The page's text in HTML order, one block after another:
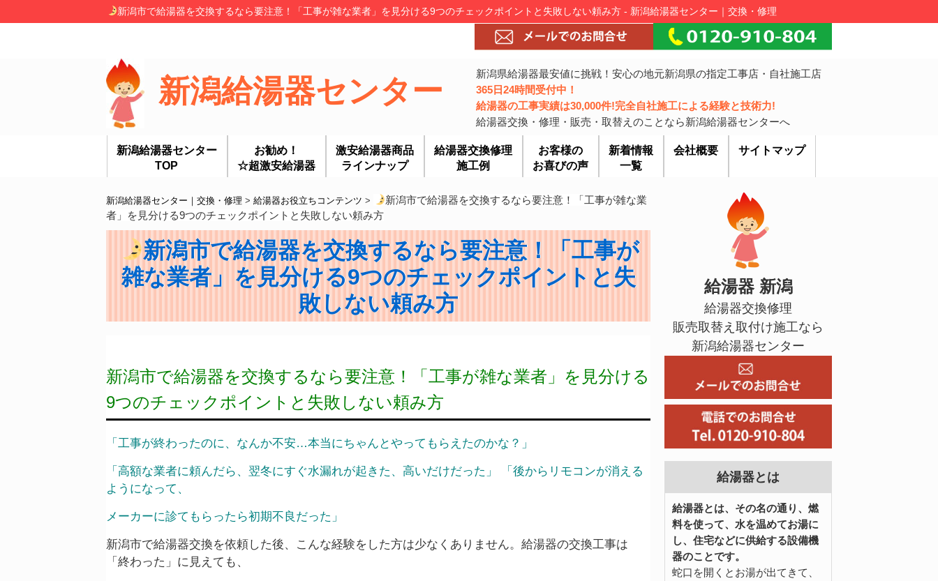
新潟市で給湯器を交換するなら要注意！「工事が雑な業者」を見分ける9つのチェックポイントと失敗しない頼み方 - 新潟給湯器センター｜交換・修理
新潟給湯器センター
新潟県給湯器最安値に挑戦！安心の地元新潟県の指定工事店・自社施工店
365日24時間受付中！
給湯器の工事実績は30,000件!完全自社施工による経験と技術力!
給湯器交換・修理・販売・取替えのことなら新潟給湯器センターへ
新潟給湯器センター
TOP
お勧め！
☆超激安給湯器
激安給湯器商品
ラインナップ
給湯器交換修理
施工例
お客様の
お喜びの声
新着情報
一覧
会社概要 サイトマップ
新潟給湯器センター｜交換・修理 > 給湯器お役立ちコンテンツ >
新潟市で給湯器を交換するなら要注意！「工事が雑な業
者」を見分ける9つのチェックポイントと失敗しない頼み方
新潟市で給湯器を交換するなら要注意！「工事が
雑な業者」を見分ける9つのチェックポイントと失
敗しない頼み方
新潟市で給湯器を交換するなら要注意！「工事が雑な業者」を見分ける
9つのチェックポイントと失敗しない頼み方
「工事が終わったのに、なんか不安…本当にちゃんとやってもらえたのかな？」
「高額な業者に頼んだら、翌冬にすぐ水漏れが起きた、高いだけだった」
「後からリモコンが消える
ようになって、
メーカーに診てもらったら初期不良だった」
新潟市で給湯器交換を依頼した後、こんな経験をした方は少なくありません。給湯器の交換工事は
「終わった」に見えても、
給湯器 新潟
給湯器交換修理
販売取替え取付け施工なら
新潟給湯器センター
給湯器とは
給湯器とは、その名の通り、燃
料を使って、水を温めてお湯に
し、住宅などに供給する設備機
器のことです。
蛇口を開くとお湯が出てきて、